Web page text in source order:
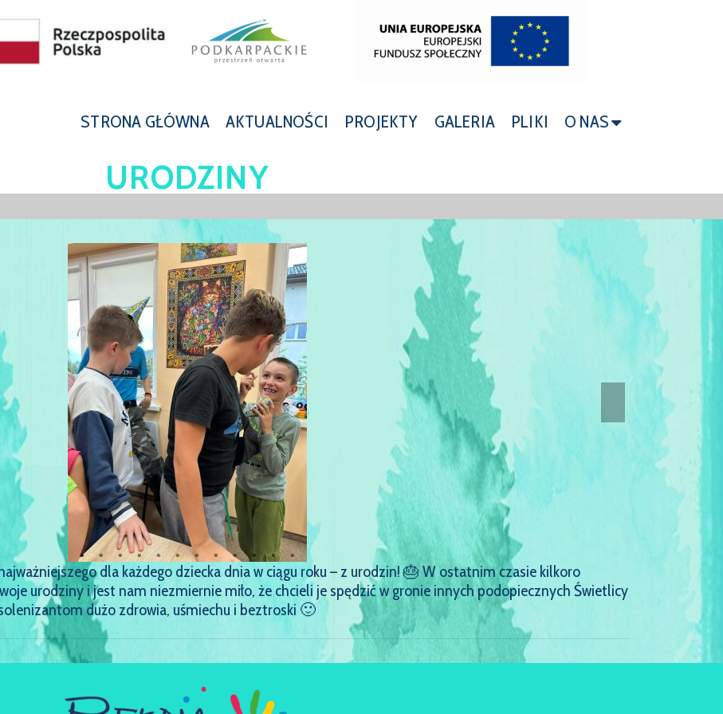
STRONA GŁÓWNA AKTUALNOŚCI PROJEKTY GALERIA PLIKI O NAS
URODZINY
dla każdego dziecka dnia w ciągu roku – z urodzin! 🎂 W ostatnim czasie kilkoro
urodziny i jest nam niezmiernie miło, że chcieli je spędzić w gronie innych podopiecznych Świetlicy
dużo zdrowia, uśmiechu i beztroski 🙂